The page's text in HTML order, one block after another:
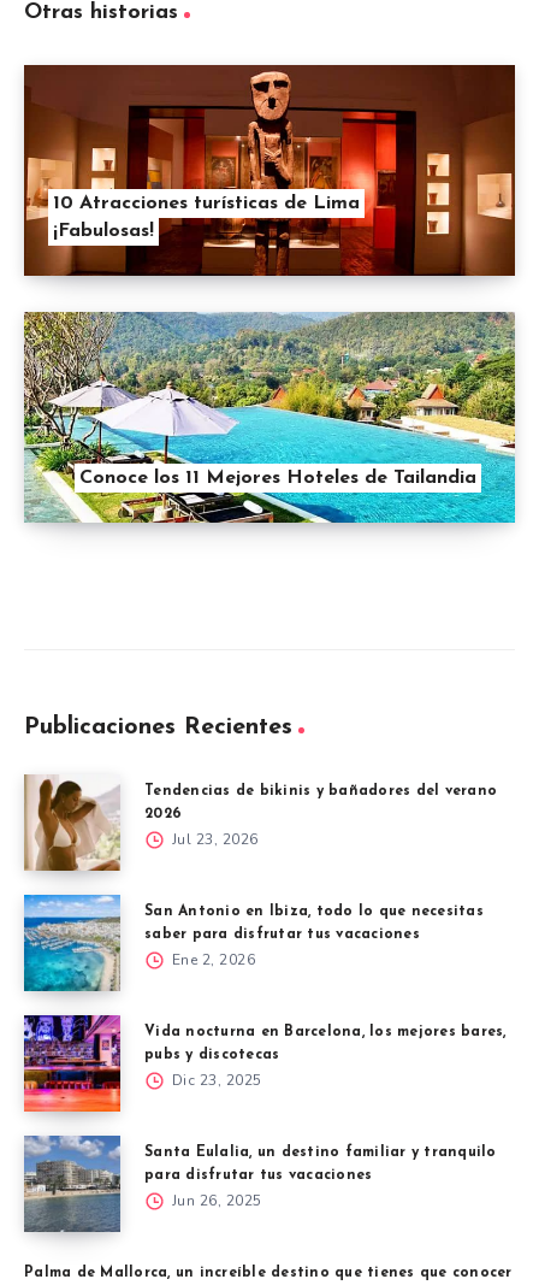
Otras historias
10 Atracciones turísticas de Lima
¡Fabulosas!
Conoce los 11 Mejores Hoteles de Tailandia
Publicaciones Recientes
Tendencias de bikinis y bañadores del verano
2026
Jul 23, 2026
San Antonio en Ibiza, todo lo que necesitas
saber para disfrutar tus vacaciones
Ene 2, 2026
Vida nocturna en Barcelona, los mejores bares,
pubs y discotecas
Dic 23, 2025
Santa Eulalia, un destino familiar y tranquilo
para disfrutar tus vacaciones
Jun 26, 2025
Palma de Mallorca, un increíble destino que tienes que conocer